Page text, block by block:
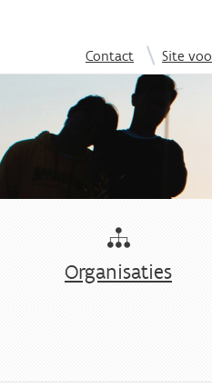
Contact | Site
Organisaties